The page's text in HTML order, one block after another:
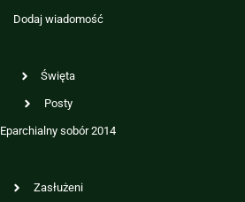
Dodaj wiadomość
Święta
Posty
Eparchialny sobór 2014
Zasłużeni